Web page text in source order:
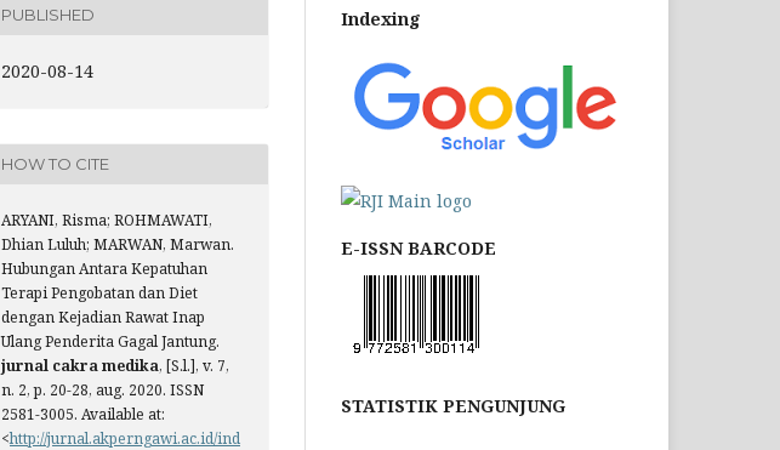
PUBLISHED
2020-08-14
HOW TO CITE
ARYANI, Risma; ROHMAWATI,
Dhian Luluh; MARWAN, Marwan.
Hubungan Antara Kepatuhan
Terapi Pengobatan dan Diet
dengan Kejadian Rawat Inap
Ulang Penderita Gagal Jantung.
jurnal cakra medika, [S.l.], v. 7,
n. 2, p. 20-28, aug. 2020. ISSN
2581-3005. Available at:
<http://jurnal.akperngawi.ac.id/ind
Indexing
E-ISSN BARCODE
STATISTIK PENGUNJUNG